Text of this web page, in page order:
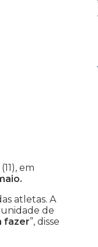
em
atletas. A
de
fazer”, disse